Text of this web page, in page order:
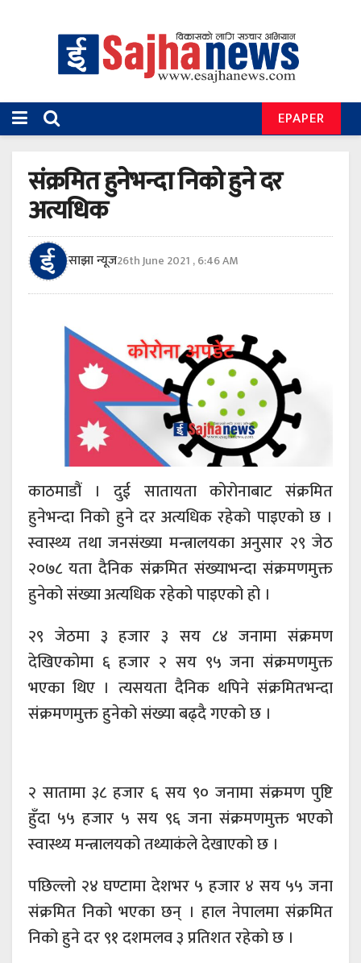
EPAPER
संक्रमित हुनेभन्दा निको हुने दर
अत्यधिक
साझा न्यूज26th June 2021 , 6:46 AM
काठमाडौं । दुई सातायता कोरोनाबाट संक्रमित
हुनेभन्दा निको हुने दर अत्यधिक रहेको पाइएको छ ।
स्वास्थ्य तथा जनसंख्या मन्त्रालयका अनुसार २९ जेठ
२०७८ यता दैनिक संक्रमित संख्याभन्दा संक्रमणमुक्त
हुनेको संख्या अत्यधिक रहेको पाइएको हो ।
२९ जेठमा ३ हजार ३ सय ८४ जनामा संक्रमण
देखिएकोमा ६ हजार २ सय ९५ जना संक्रमणमुक्त
भएका थिए । त्यसयता दैनिक थपिने संक्रमितभन्दा
संक्रमणमुक्त हुनेको संख्या बढ्दै गएको छ ।
२ सातामा ३८ हजार ६ सय ९० जनामा संक्रमण पुष्टि
हुँदा ५५ हजार ५ सय ९६ जना संक्रमणमुक्त भएको
स्वास्थ्य मन्त्रालयको तथ्याकंले देखाएको छ ।
पछिल्लो २४ घण्टामा देशभर ५ हजार ४ सय ५५ जना
संक्रमित निको भएका छन् । हाल नेपालमा संक्रमित
निको हुने दर ९१ दशमलव ३ प्रतिशत रहेको छ ।